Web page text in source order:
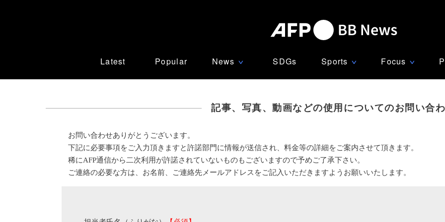
Latest Popular News ∨ SDGs Sports ∨ Focus ∨
記事、写真、動画などの使用についてのお問い合
お問い合わせありがとうございます。
下記に必要事項をご入力頂きますと許諾部門に情報が送信され、料金等の詳細をご案内させて頂きます。
稀にAFP通信から二次利用が許諾されていないものもございますので予めご了承下さい。
ご連絡の必要な方は、お名前、ご連絡先メールアドレスをご記入いただきますようお願いいたします。